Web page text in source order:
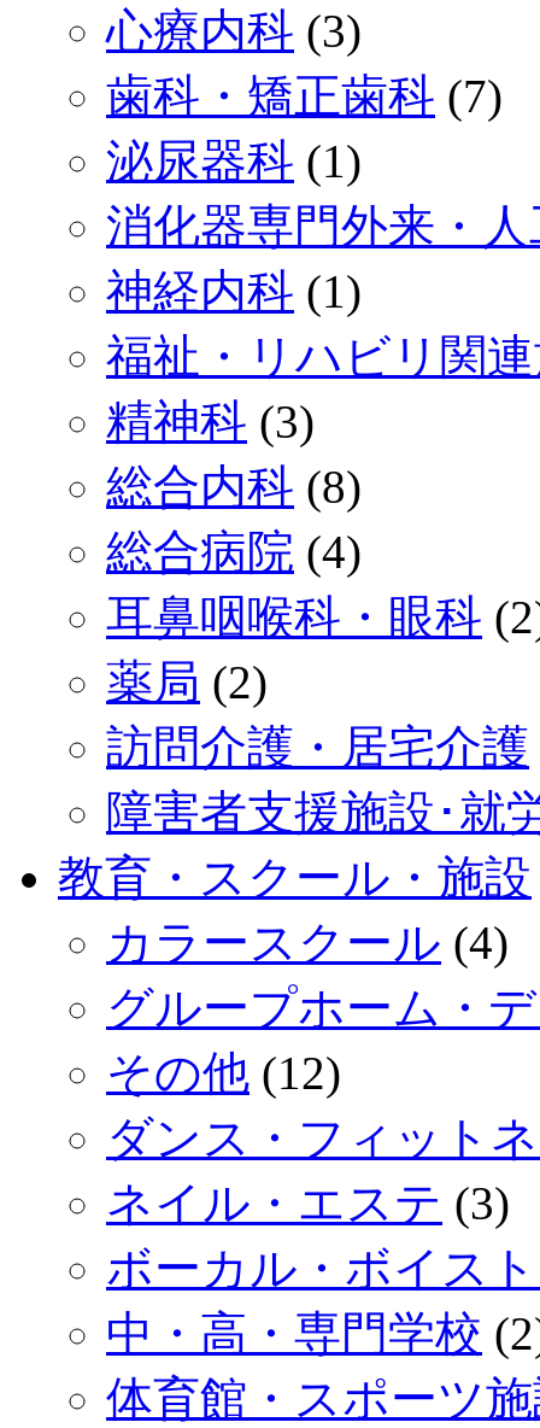
心療内科 (3)
歯科・矯正歯科 (7)
泌尿器科 (1)
消化器専門外来・
神経内科 (1)
福祉・リハビリ関
精神科 (3)
総合内科 (8)
総合病院 (4)
耳鼻咽喉科・眼科
薬局 (2)
訪問介護・居宅介護
障害者支援施設･就
教育・スクール・施設
カラースクール (4)
グループホーム・
その他 (12)
ダンス・フィット
ネイル・エステ (3)
ボーカル・ボイス
中・高・専門学校
体育館・スポーツ